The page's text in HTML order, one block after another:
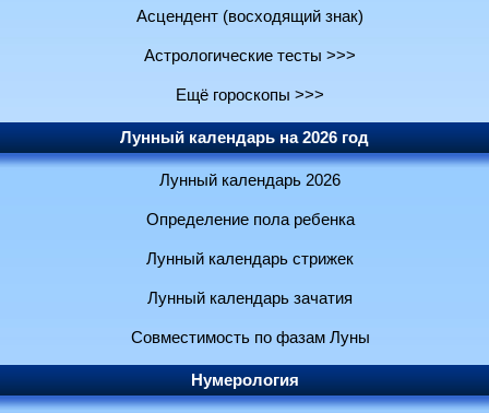
Асцендент (восходящий знак)
Астрологические тесты >>>
Ещё гороскопы >>>
Лунный календарь на 2026 год
Лунный календарь 2026
Определение пола ребенка
Лунный календарь стрижек
Лунный календарь зачатия
Совместимость по фазам Луны
Нумерология